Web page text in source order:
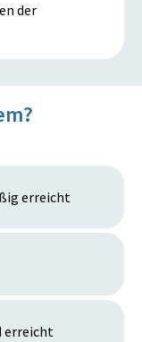
der
erreicht
erreicht